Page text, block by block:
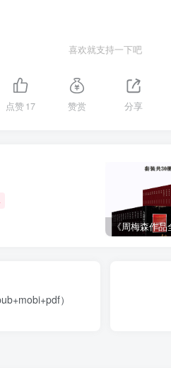
喜欢就支持一下吧
点赞17 赞赏 分享
）